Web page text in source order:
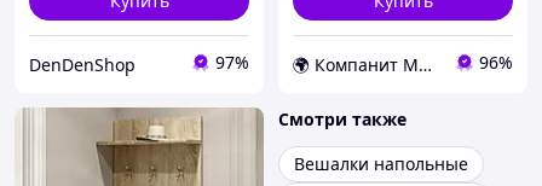
DenDenShop 97% 🌍 Компанит Мебель 96%
Смотри также
Вешалки напольные